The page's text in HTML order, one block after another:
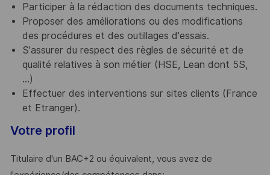
Participer à la rédaction des documents techniques.
Proposer des améliorations ou des modifications
des procédures et des outillages d'essais.
S'assurer du respect des règles de sécurité et de
qualité relatives à son métier (HSE, Lean dont 5S,
…)
Effectuer des interventions sur sites clients (France
et Etranger).
Votre profil
Titulaire d'un BAC+2 ou équivalent, vous avez de